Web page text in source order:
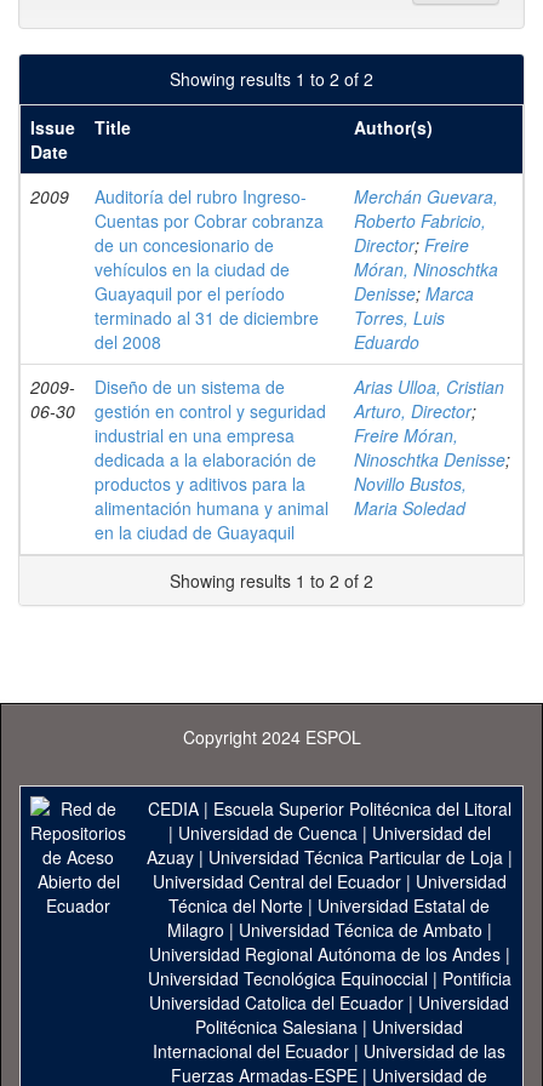
Showing results 1 to 2 of 2
Issue
Date
Title Author(s)
2009
Auditoría del rubro Ingreso-
Cuentas por Cobrar cobranza
de un concesionario de
vehículos en la ciudad de
Guayaquil por el período
terminado al 31 de diciembre
del 2008
Merchán Guevara,
Roberto Fabricio,
Director; Freire
Móran, Ninoschtka
Denisse; Marca
Torres, Luis
Eduardo
2009-
06-30
Diseño de un sistema de
gestión en control y seguridad
industrial en una empresa
dedicada a la elaboración de
productos y aditivos para la
alimentación humana y animal
en la ciudad de Guayaquil
Arias Ulloa, Cristian
Arturo, Director;
Freire Móran,
Ninoschtka Denisse;
Novillo Bustos,
Maria Soledad
Showing results 1 to 2 of 2
Copyright 2024 ESPOL
CEDIA| Escuela Superior Politécnica del Litoral
| Universidad de Cuenca| Universidad del
Azuay| Universidad Técnica Particular de Loja|
Universidad Central del Ecuador| Universidad
Técnica del Norte | Universidad Estatal de
Milagro | Universidad Técnica de Ambato |
Universidad Regional Autónoma de los Andes|
Universidad Tecnológica Equinoccial| Pontificia
Universidad Catolica del Ecuador | Universidad
Politécnica Salesiana | Universidad
Internacional del Ecuador | Universidad de las
Fuerzas Armadas-ESPE | Universidad de